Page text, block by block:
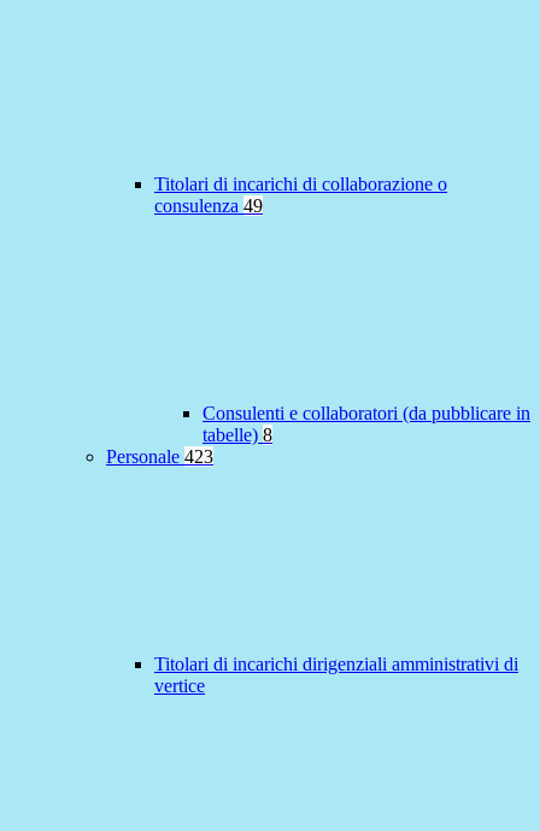
Titolari di incarichi di collaborazione o
consulenza 49
Consulenti e collaboratori (da pubblicare in
tabelle) 8
Personale 423
Titolari di incarichi dirigenziali amministrativi di
vertice